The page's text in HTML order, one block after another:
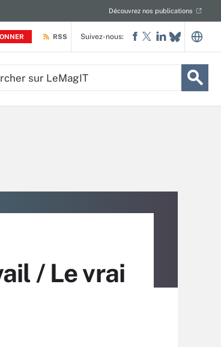
Découvrez nos publications
RSS Suivez-nous:
/ Le vrai